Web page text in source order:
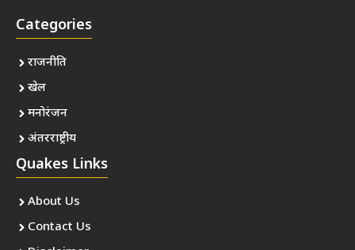
Categories
राजनीति
खेल
मनोरंजन
अंतरराष्ट्रीय
Quakes Links
About Us
Contact Us